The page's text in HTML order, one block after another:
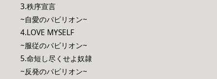
3.秩序宣言
~自愛のパビリオン~
4.LOVE MYSELF
~服従のパビリオン~
5.命短し尽くせよ奴隷
~反発のパビリオン~